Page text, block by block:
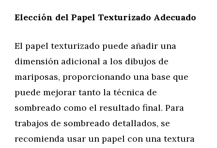
Elección del Papel Texturizado Adecuado
El papel texturizado puede añadir una
dimensión adicional a los dibujos de
mariposas, proporcionando una base que
puede mejorar tanto la técnica de
sombreado como el resultado final. Para
trabajos de sombreado detallados, se
recomienda usar un papel con una textura